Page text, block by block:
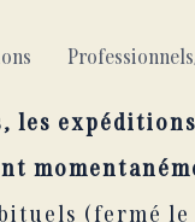
les
(fermé